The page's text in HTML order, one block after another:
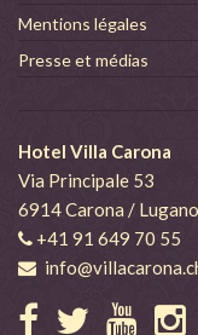
Mentions légales
Presse et médias
Hotel Villa Carona
Via Principale 53
6914 Carona / Lugano
+41 91 649 70 55